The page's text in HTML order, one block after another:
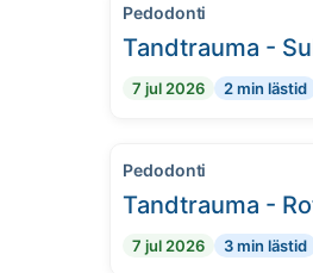
Pedodonti
Tandtrauma -
7 jul 2026 2 min lästid
Pedodonti
Tandtrauma -
7 jul 2026 3 min lästid